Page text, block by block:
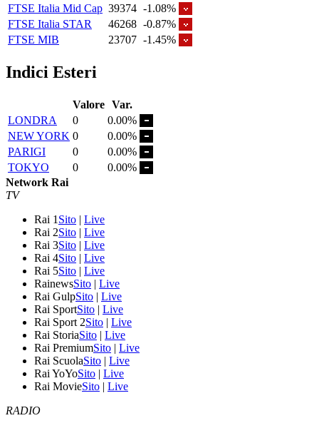
FTSE Italia Mid Cap 39374 -1.08%
FTSE Italia STAR
46268 -0.87%
FTSE MIB
23707 -1.45%
Indici Esteri
Valore Var.
LONDRA
0
0.00%
NEW YORK 0
0.00%
PARIGI
0
0.00%
TOKYO
0
0.00%
Network Rai
TV
Rai 1 Sito | Live
Rai 2Sito | Live
Rai 3Sito | Live
Rai 4Sito | Live
Rai 5Sito | Live
RainewsSito | Live
Rai GulpSito | Live
Rai SportSito | Live
Rai Sport 2Sito | Live
Rai StoriaSito | Live
Rai PremiumSito | Live
Rai ScuolaSito | Live
Rai YoYoSito | Live
Rai MovieSito | Live
RADIO